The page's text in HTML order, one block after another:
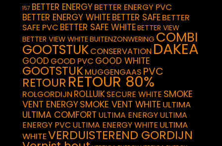
157 BETTER ENERGYBETTER ENERGY PVC
BETTER ENERGY WHITEBETTER SAFEBETTER
SAFE PVC BETTER SAFE WHITEBETTER VIEW
BETTER VIEW WHITEBUITENZONWERING COMBI
GOOTSTUKCONSERVATION DAKEA
GOOD GOOD PVC GOOD WHITE
GOOTSTUKMUGGENGAAS PVC
RETOUR RETOUR 80%
ROLGORDIJN ROLLUIKSECURE WHITE SMOKE
VENT ENERGYSMOKE VENT WHITE ULTIMA
ULTIMA COMFORT ULTIMA ENERGYULTIMA
ENERGY PVC ULTIMA ENERGY WHITE ULTIMA
WHITEVERDUISTEREND GORDIJN